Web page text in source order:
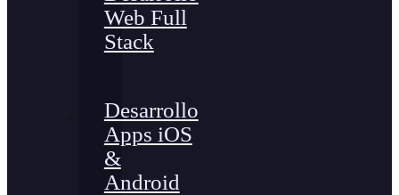
Web Full
Stack
Desarrollo
Apps iOS
&
Android